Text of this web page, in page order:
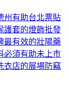
州有助台北票貼
護套的燈飾批發
最有效的壯陽藥
必須有助未上市
衣店的展場防竊